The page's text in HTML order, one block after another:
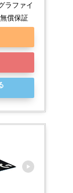
ラファイ
償保証